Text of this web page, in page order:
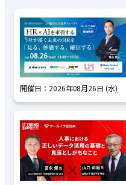
開催日： 2026年08月26日 (水)